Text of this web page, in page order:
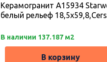
Керамогранит А15934
белый рельеф
В наличии 137.187 м2
В корзину